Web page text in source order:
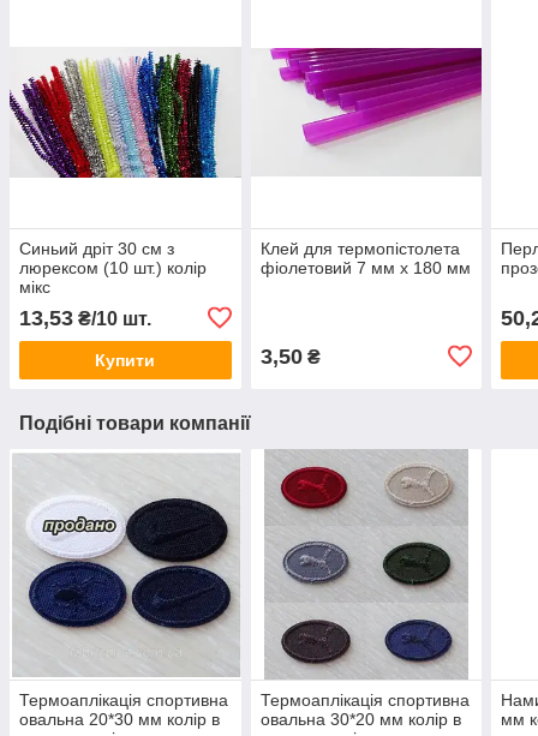
Синьий дріт 30 см з
люрексом (10 шт.) колір
мікс
13,53 ₴/10 шт.
Купити
Клей для термопістолета
фіолетовий 7 мм х 180 мм
3,50₴
Подібні товари компанії
Термоаплікація спортивна
овальна 20*30 мм колір в
Термоаплікація спортивна
овальна 30*20 мм колір в
мм